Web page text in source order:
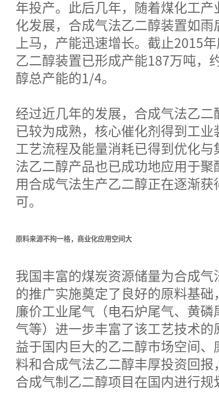
年投产。此后几年，随着煤化工
化发展，合成气法乙二醇装置如
上马，产能迅速增长。截止2015
乙二醇装置已形成产能187万吨，
醇总产能的1/4。
经过近几年的发展，合成气法乙
已较为成熟，核心催化剂得到工
工艺流程及能量消耗已得到优化
法乙二醇产品也已成功地应用于
用合成气法生产乙二醇正在逐渐
可。
原料来源不拘一格， 商业化应用空间大
我国丰富的煤炭资源储量为合成
的推广实施奠定了良好的原料基
廉价工业尾气（电石炉尾气、黄
气等）进一步丰富了该工艺技术
益于国内巨大的乙二醇市场空间
料和合成气法乙二醇丰厚投资回
合成气制乙二醇项目在国内进行规